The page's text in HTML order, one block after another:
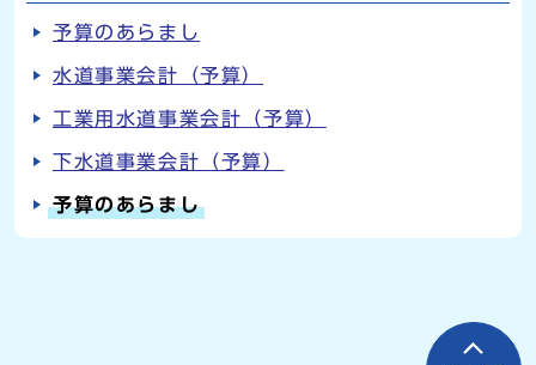
予算のあらまし
水道事業会計（予算）
工業用水道事業会計（予算）
下水道事業会計（予算）
予算のあらまし